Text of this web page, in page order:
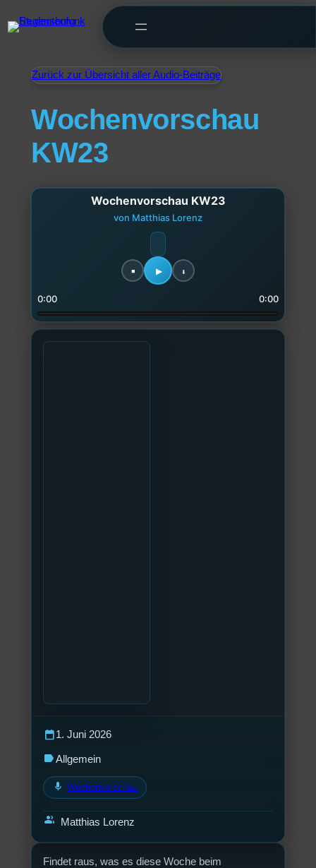
Zurück zur Übersicht aller Audio-Beiträge
Wochenvorschau
KW23
Wochenvorschau KW23
von Matthias Lorenz
0:00 0:00
Findet raus, was es diese Woche beim
calendar_today1. Juni 2026
labelAllgemein
mic Wochenvorschau
group Matthias Lorenz